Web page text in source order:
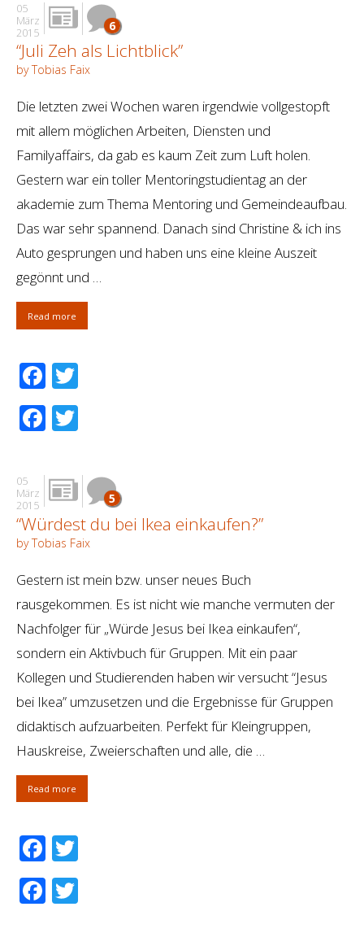
05
März
2015
6
“Juli Zeh als Lichtblick”
by Tobias Faix
Die letzten zwei Wochen waren irgendwie vollgestopft
mit allem möglichen Arbeiten, Diensten und
Familyaffairs, da gab es kaum Zeit zum Luft holen.
Gestern war ein toller Mentoringstudientag an der
akademie zum Thema Mentoring und Gemeindeaufbau.
Das war sehr spannend. Danach sind Christine & ich ins
Auto gesprungen und haben uns eine kleine Auszeit
gegönnt und …
Read more
Facebook
Facebook
05
März
2015
5
“Würdest du bei Ikea einkaufen?”
by Tobias Faix
Gestern ist mein bzw. unser neues Buch
rausgekommen. Es ist nicht wie manche vermuten der
Nachfolger für „Würde Jesus bei Ikea einkaufen“,
sondern ein Aktivbuch für Gruppen. Mit ein paar
Kollegen und Studierenden haben wir versucht “Jesus
bei Ikea” umzusetzen und die Ergebnisse für Gruppen
didaktisch aufzuarbeiten. Perfekt für Kleingruppen,
Hauskreise, Zweierschaften und alle, die …
Read more
Facebook
Facebook